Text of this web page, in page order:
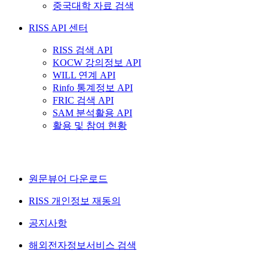
중국대학 자료 검색
RISS API 센터
RISS 검색 API
KOCW 강의정보 API
WILL 연계 API
Rinfo 통계정보 API
FRIC 검색 API
SAM 분석활용 API
활용 및 참여 현황
원문뷰어 다운로드
RISS 개인정보 재동의
공지사항
해외전자정보서비스 검색